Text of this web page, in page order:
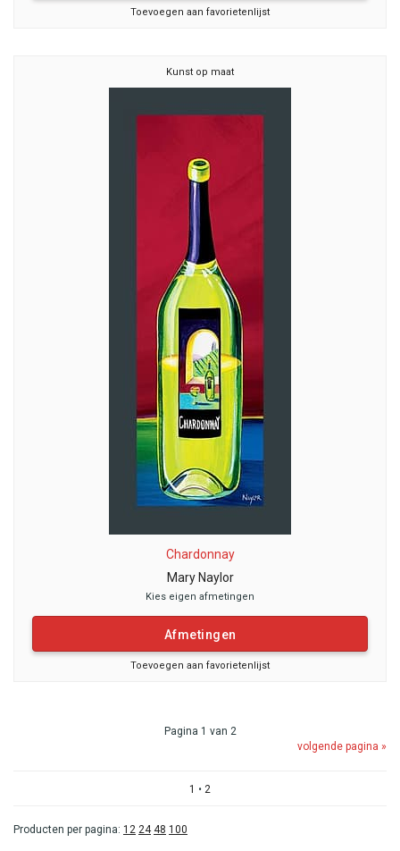
Toevoegen aan favorietenlijst
Kunst op maat
Chardonnay
Mary Naylor
Kies eigen afmetingen
Afmetingen
Toevoegen aan favorietenlijst
Pagina 1 van 2
volgende pagina »
1 • 2
Producten per pagina: 12 24 48 100